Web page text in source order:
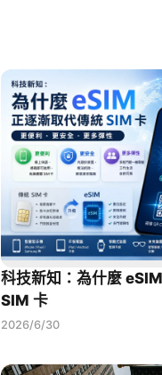
科技新知：為什麼
SIM 卡
2026/6/30